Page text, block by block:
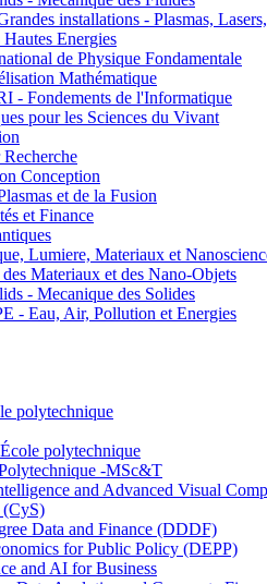
installations - Plasmas,
Energies
de Physique Fondamentale
Mathématique
- Fondements de l'Informatique
pour les Sciences du Vivant
Conception
et de la Fusion
et Finance
Lumiere, Materiaux et
Materiaux et des Nano-Objets
- Mecanique des Solides
- Eau, Air, Pollution et Energies
polytechnique
polytechnique
-MSc&T
and Advanced Visual
(CyS)
Data and Finance (DDDF)
for Public Policy (DEPP)
and AI for Business